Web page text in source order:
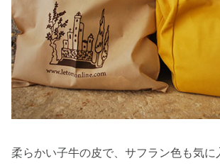
柔らかい子牛の皮で、サフラン色も気に